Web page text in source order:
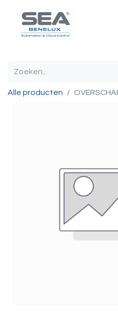
Alle producten